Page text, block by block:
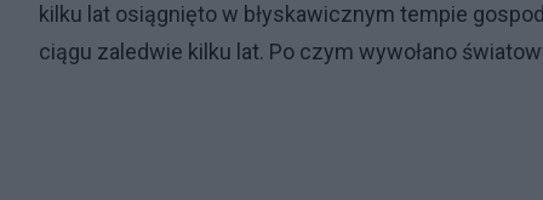
kilku lat osiągnięto w błyskawicznym tempie
ciągu zaledwie kilku lat. Po czym wywołano